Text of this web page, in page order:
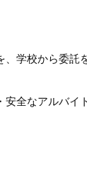
学校から委託
全なアルバイ